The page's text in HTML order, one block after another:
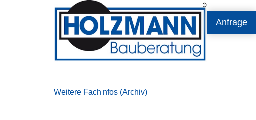
Anfrage
Primary
Sidebar
Weitere Fachinfos (Archiv)